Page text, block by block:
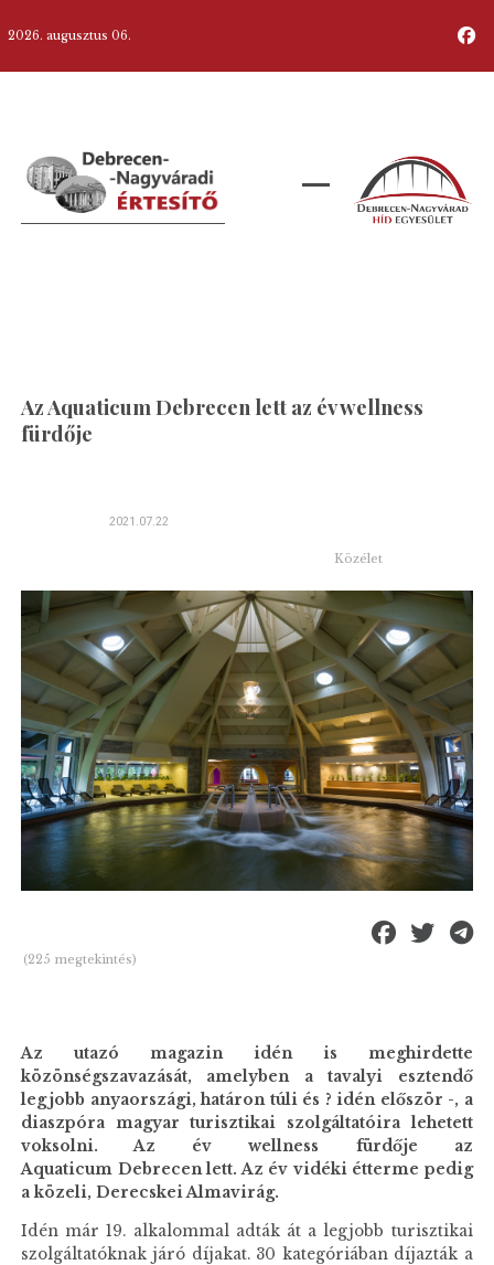
2026. augusztus 06.
Az Aquaticum Debrecen lett az év wellness
fürdője
2021.07.22
Közélet
(225 megtekintés)
Az utazó magazin idén is meghirdette
közönségszavazását, amelyben a tavalyi esztendő
legjobb anyaországi, határon túli és ? idén először -, a
diaszpóra magyar turisztikai szolgáltatóira lehetett
voksolni. Az év wellness fürdője az
Aquaticum Debrecen lett. Az év vidéki étterme pedig
a közeli, Derecskei Almavirág.
Idén már 19. alkalommal adták át a legjobb turisztikai
szolgáltatóknak járó díjakat. 30 kategóriában díjazták a